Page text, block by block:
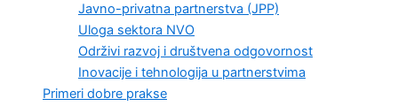
Javno-privatna partnerstva (JPP)
Uloga sektora NVO
Održivi razvoj i društvena odgovornost
Inovacije i tehnologija u partnerstvima
Primeri dobre prakse